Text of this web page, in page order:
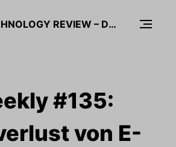
MIT TECHNOLOGY REVIEW – DER PODCAST
#135:
von E-